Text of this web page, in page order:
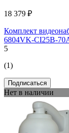
18 379 ₽
Комплект
6804VK-CI25B-
5
(1)
Подписаться
Нет в наличии